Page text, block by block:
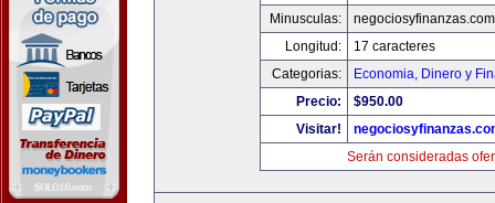
Minusculas:
negociosyfinanzas.com
Longitud:
17 caracteres
Categorias:
Economia, Dinero y
Precio:
$950.00
Visitar!
Serán consideradas